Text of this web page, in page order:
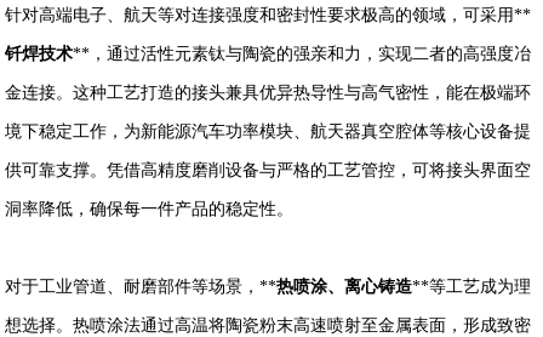
针对高端电子、航天等对连接强度和密封性要求极高的领域，可采用**
钎焊技术**，通过活性元素钛与陶瓷的强亲和力，实现二者的高强度冶
金连接。这种工艺打造的接头兼具优异热导性与高气密性，能在极端环
境下稳定工作，为新能源汽车功率模块、航天器真空腔体等核心设备提
供可靠支撑。凭借高精度磨削设备与严格的工艺管控，可将接头界面空
洞率降低，确保每一件产品的稳定性。
对于工业管道、耐磨部件等场景，**热喷涂、离心铸造**等工艺成为理
想选择。热喷涂法通过高温将陶瓷粉末高速喷射至金属表面，形成致密